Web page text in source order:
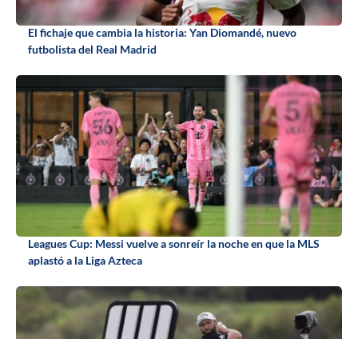
El fichaje que cambia la historia: Yan Diomandé, nuevo
futbolista del Real Madrid
Leagues Cup: Messi vuelve a sonreír la noche en que la MLS
aplastó a la Liga Azteca